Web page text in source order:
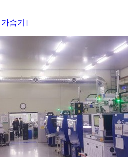
습기]